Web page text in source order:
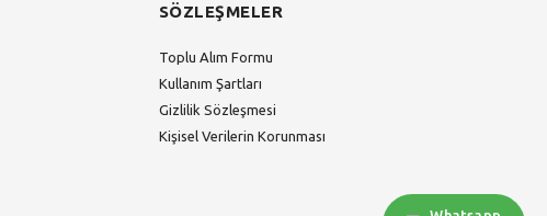
SÖZLEŞMELER
Toplu Alım Formu
Kullanım Şartları
Gizlilik Sözleşmesi
Kişisel Verilerin Korunması